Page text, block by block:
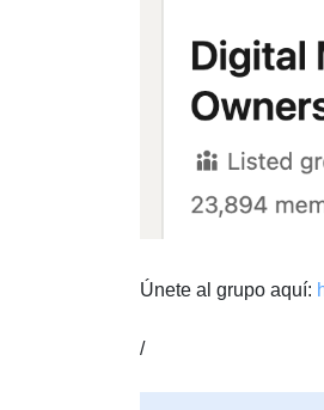
Únete al grupo aquí:
/